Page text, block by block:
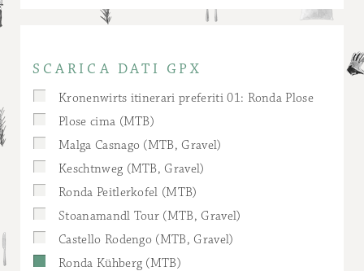
SCARICA DATI GPX
Kronenwirts itinerari preferiti 01: Ronda Plose
Plose cima (MTB)
Malga Casnago (MTB, Gravel)
Keschtnweg (MTB, Gravel)
Ronda Peitlerkofel (MTB)
Stoanamandl Tour (MTB, Gravel)
Castello Rodengo (MTB, Gravel)
Ronda Kühberg (MTB)